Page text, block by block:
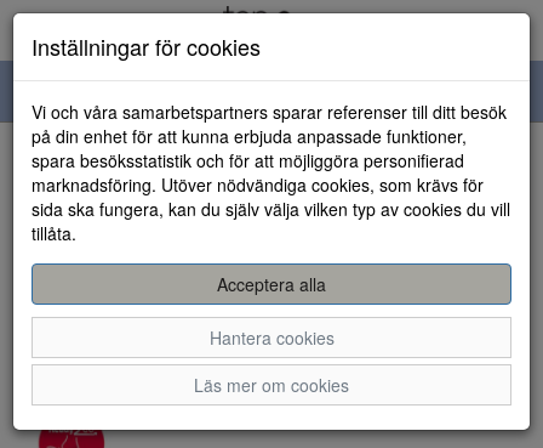
navigation
HEM
Inställningar för cookies
Vi och våra samarbetspartners sparar referenser till ditt besök
på din enhet för att kunna erbjuda anpassade funktioner,
spara besöksstatistik och för att möjliggöra personifierad
marknadsföring. Utöver nödvändiga cookies, som krävs för
sida ska fungera, kan du själv välja vilken typ av cookies du vill
tillåta.
Acceptera alla
Hantera cookies
Läs mer om cookies